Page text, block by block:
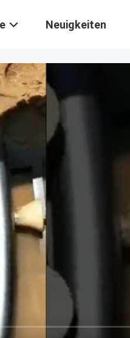
Neuigkeiten